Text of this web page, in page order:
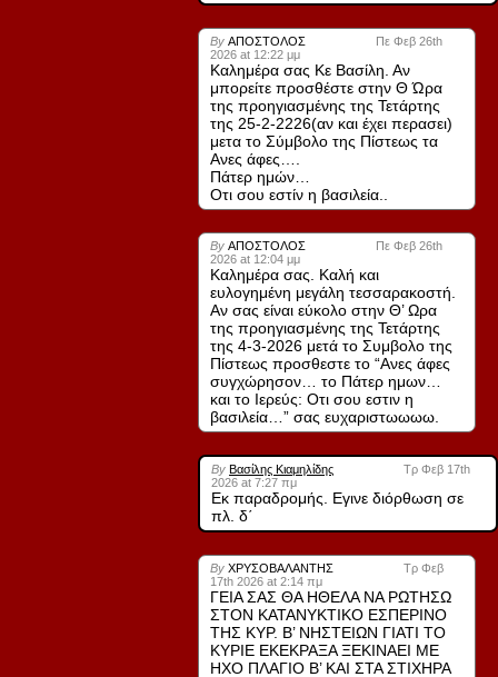
By ΑΠΟΣΤΟΛΟΣ
Πε Φεβ 26th
2026 at 12:22 μμ
Καλημέρα σας Κε Βασίλη. Αν
μπορείτε προσθέστε στην Θ Ώρα
της προηγιασμένης της Τετάρτης
της 25-2-2226(αν και έχει περασει)
μετα το Σύμβολο της Πίστεως τα
Ανες άφες….
Πάτερ ημών…
Οτι σου εστίν η βασιλεία..
By ΑΠΟΣΤΟΛΟΣ
Πε Φεβ 26th
2026 at 12:04 μμ
Καλημέρα σας. Καλή και
ευλογημένη μεγάλη τεσσαρακοστή.
Αν σας είναι εύκολο στην Θ’ Ωρα
της προηγιασμένης της Τετάρτης
της 4-3-2026 μετά το Συμβολο της
Πίστεως προσθεστε το “Ανες άφες
συγχώρησον… το Πάτερ ημων…
και το Ιερεύς: Οτι σου εστιν η
βασιλεία…” σας ευχαριστωωωω.
By Βασίλης Κιαμηλίδης
Τρ Φεβ 17th
2026 at 7:27 πμ
Εκ παραδρομής. Εγινε διόρθωση σε
πλ. δ΄
By ΧΡΥΣΟΒΑΛΑΝΤΗΣ
Τρ Φεβ
17th 2026 at 2:14 πμ
ΓΕΙΑ ΣΑΣ ΘΑ ΗΘΕΛΑ ΝΑ ΡΩΤΗΣΩ
ΣΤΟΝ ΚΑΤΑΝΥΚΤΙΚΟ ΕΣΠΕΡΙΝΟ
ΤΗΣ ΚΥΡ. Β’ ΝΗΣΤΕΙΩΝ ΓΙΑΤΙ ΤΟ
ΚΥΡΙΕ ΕΚΕΚΡΑΞΑ ΞΕΚΙΝΑΕΙ ΜΕ
ΗΧΟ ΠΛΑΓΙΟ Β’ ΚΑΙ ΣΤΑ ΣΤΙΧΗΡΑ